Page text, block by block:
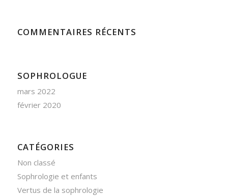
COMMENTAIRES RÉCENTS
SOPHROLOGUE
mars 2022
février 2020
CATÉGORIES
Non classé
Sophrologie et enfants
Vertus de la sophrologie